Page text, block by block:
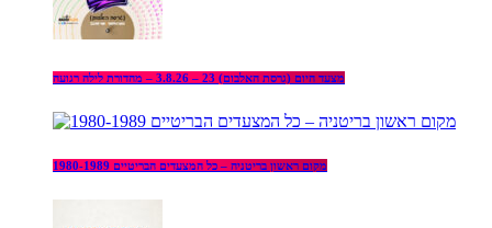
מצעד היום (גרסת האלבום) 23 – 3.8.26 – מהדורת לילה רגועה
מקום ראשון בריטניה – כל המצעדים הבריטיים 1980-1989